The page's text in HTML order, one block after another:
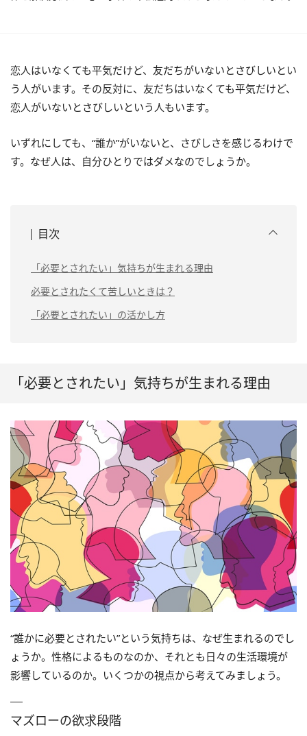
恋人はいなくても平気だけど、友だちがいないとさびしいとい
う人がいます。その反対に、友だちはいなくても平気だけど、
恋人がいないとさびしいという人もいます。
いずれにしても、“誰か”がいないと、さびしさを感じるわけで
す。なぜ人は、自分ひとりではダメなのでしょうか。
目次
「必要とされたい」気持ちが生まれる理由
必要とされたくて苦しいときは？
「必要とされたい」の活かし方
「必要とされたい」気持ちが生まれる理由
“誰かに必要とされたい”という気持ちは、なぜ生まれるのでし
ょうか。性格によるものなのか、それとも日々の生活環境が
影響しているのか。いくつかの視点から考えてみましょう。
マズローの欲求段階